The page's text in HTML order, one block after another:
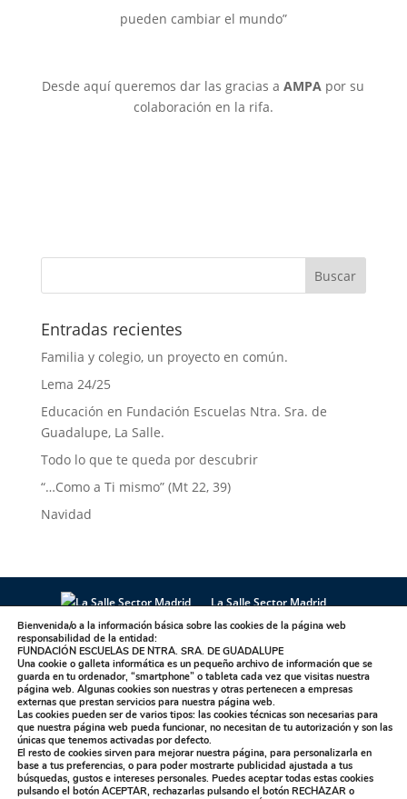
pueden cambiar el mundo”
Desde aquí queremos dar las gracias aAMPA por su
colaboración en la rifa.
Entradas recientes
Familia y colegio, un proyecto en común.
Lema 24/25
Educación en Fundación Escuelas Ntra. Sra. de
Guadalupe, La Salle.
Todo lo que te queda por descubrir
“…Como a Ti mismo” (Mt 22, 39)
Navidad
La Salle Sector Madrid
La Salle Antúnez
La Salle Arucas
La Salle Centro Universitario
La Salle Corral
La Salle Griñón
La Salle Institución
La Salle La Laguna
La Salle La Paloma
La Salle Maravillas
La Salle Plasencia
La Salle Sagrado Corazón
La Salle San Ildefonso
La Salle San Rafael
La Salle Talavera
La Salle Valdemorillo
Bienvenida/o a la información básica sobre las cookies de la página web
responsabilidad de la entidad:
FUNDACIÓN ESCUELAS DE NTRA. SRA. DE GUADALUPE
Una cookie o galleta informática es un pequeño archivo de información que se
guarda en tu ordenador, “smartphone” o tableta cada vez que visitas nuestra
página web. Algunas cookies son nuestras y otras pertenecen a empresas
externas que prestan servicios para nuestra página web.
Las cookies pueden ser de varios tipos: las cookies técnicas son necesarias para
que nuestra página web pueda funcionar, no necesitan de tu autorización y son las
únicas que tenemos activadas por defecto.
El resto de cookies sirven para mejorar nuestra página, para personalizarla en
base a tus preferencias, o para poder mostrarte publicidad ajustada a tus
búsquedas, gustos e intereses personales. Puedes aceptar todas estas cookies
pulsando el botón ACEPTAR, rechazarlas pulsando el botón RECHAZAR o